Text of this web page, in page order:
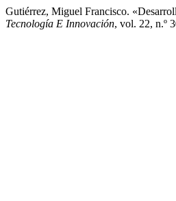
Gutiérrez, Miguel Francisco.
Tecnología E Innovación, vol. 22, n.º